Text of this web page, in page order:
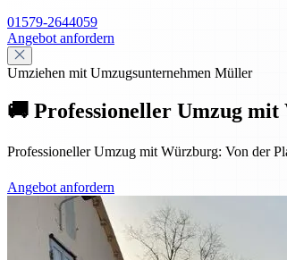
01579-2644059
Angebot anfordern
Umziehen mit Umzugsunternehmen Müller
🚚 Professioneller Umzug
Professioneller Umzug mit Würzburg: Von der
Angebot anfordern